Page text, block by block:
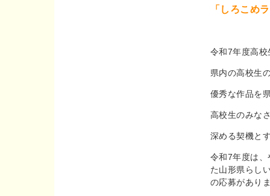
「しろこめ
令和7年度高
県内の高校生
優秀な作品を
高校生のみな
深める契機と
令和7年度は
た山形県らし
の応募があり